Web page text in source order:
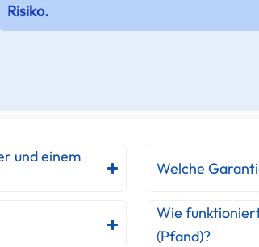
Risiko.
und einem
Welche
Wie
(Pfand)?